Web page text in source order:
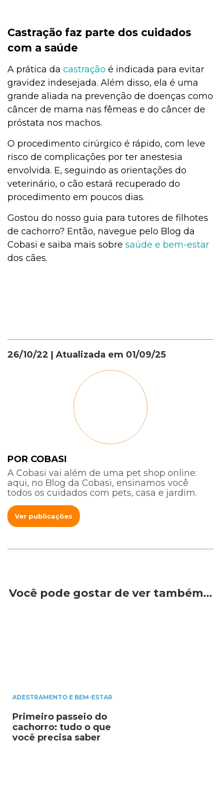
Castração faz parte dos cuidados
com a saúde
A prática da castração é indicada para evitar
gravidez indesejada. Além disso, ela é uma
grande aliada na prevenção de doenças como
câncer de mama nas fêmeas e do câncer de
próstata nos machos.
O procedimento cirúrgico é rápido, com leve
risco de complicações por ter anestesia
envolvida. E, seguindo as orientações do
veterinário, o cão estará recuperado do
procedimento em poucos dias.
Gostou do nosso guia para tutores de filhotes
de cachorro? Então, navegue pelo Blog da
Cobasi e saiba mais sobre saúde e bem-estar
dos cães.
26/10/22 | Atualizada em 01/09/25
POR COBASI
A Cobasi vai além de uma pet shop online:
aqui, no Blog da Cobasi, ensinamos você
todos os cuidados com pets, casa e jardim.
Ver publicações
Você pode gostar de ver também…
ADESTRAMENTO E BEM-ESTAR
Primeiro passeio do
cachorro: tudo o que
você precisa saber